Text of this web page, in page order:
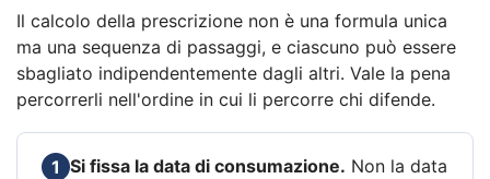
Il calcolo della prescrizione non è una formula unica
ma una sequenza di passaggi, e ciascuno può essere
sbagliato indipendentemente dagli altri. Vale la pena
percorrerli nell'ordine in cui li percorre chi difende.
1 Si fissa la data di consumazione. Non la data